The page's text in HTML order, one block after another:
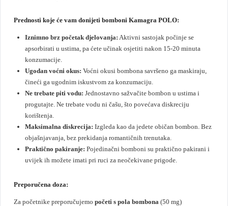
Prednosti koje će vam donijeti bomboni Kamagra POLO:
Iznimno brz početak djelovanja: Aktivni sastojak počinje se
apsorbirati u ustima, pa ćete učinak osjetiti nakon 15-20 minuta
konzumacije.
Ugodan voćni okus: Voćni okusi bombona savršeno ga maskiraju,
čineći ga ugodnim iskustvom za konzumaciju.
Ne trebate piti vodu: Jednostavno sažvačite bombon u ustima i
progutajte. Ne trebate vodu ni čašu, što povećava diskreciju
korištenja.
Maksimalna diskrecija: Izgleda kao da jedete običan bombon. Bez
objašnjavanja, bez prekidanja romantičnih trenutaka.
Praktično pakiranje: Pojedinačni bomboni su praktično pakirani i
uvijek ih možete imati pri ruci za neočekivane prigode.
Preporučena doza:
Za početnike preporučujemo početi s pola bombona (50 mg)